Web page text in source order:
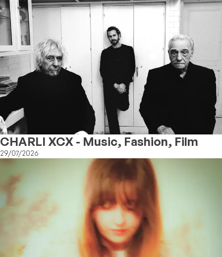
CHARLI XCX - Music, Fashion, Film
29/07/2026